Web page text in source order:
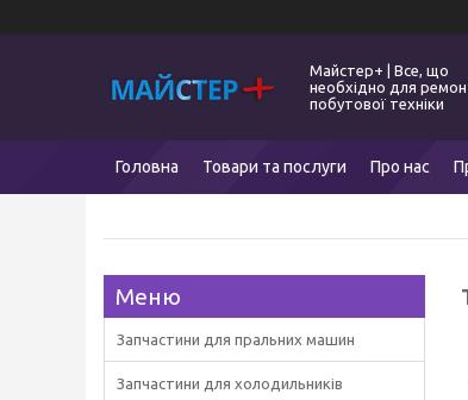
Майстер+ | Все, що
необхідно для
побутової техніки
Головна Товари та послуги Про нас
Запчастини для пральних машин
Запчастини для холодильників